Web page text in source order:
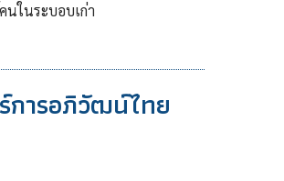
ในระบอบเก่า
ารอภิวัฒน์ไทย